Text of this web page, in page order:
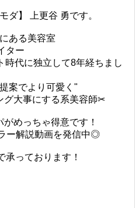
ダ】 上更谷 勇です。
ある美容室
ター
時代に独立して8年経ちまし
案でより可愛く"
グ大事にする系美容師✂︎
めっちゃ得意です！
ー解説動画を発信中◎
承っております！